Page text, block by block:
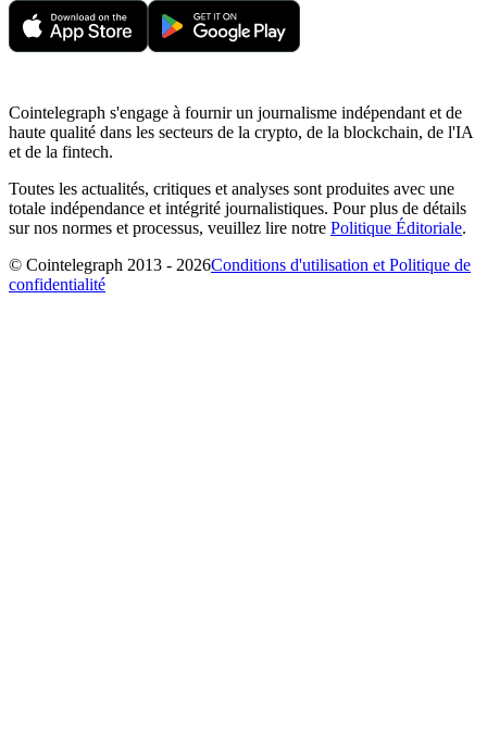
Cointelegraph s'engage à fournir un journalisme indépendant et de
haute qualité dans les secteurs de la crypto, de la blockchain, de l'IA
et de la fintech.
Toutes les actualités, critiques et analyses sont produites avec une
totale indépendance et intégrité journalistiques. Pour plus de détails
sur nos normes et processus, veuillez lire notre Politique Éditoriale.
© Cointelegraph 2013 - 2026Conditions d'utilisation et Politique de
confidentialité